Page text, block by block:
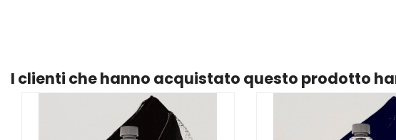
I clienti che hanno acquistato questo prodotto